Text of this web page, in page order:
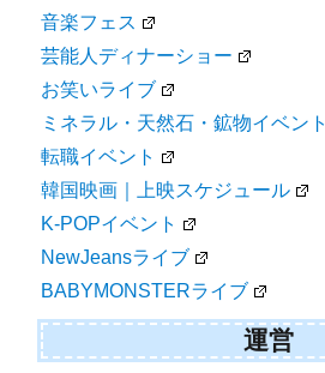
音楽フェス
芸能人ディナーショー
お笑いライブ
ミネラル・天然石・鉱物イベント
転職イベント
韓国映画｜上映スケジュール
K-POPイベント
NewJeansライブ
BABYMONSTERライブ
運営